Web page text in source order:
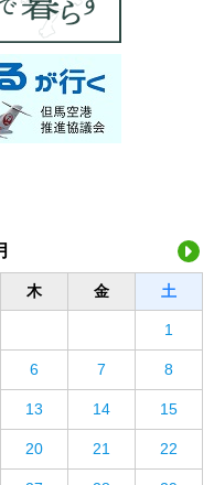
木 金 土
1
6 7 8
13 14 15
20 21 22